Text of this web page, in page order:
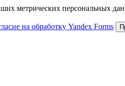
метрических персональных
на обработку Yandex Forms